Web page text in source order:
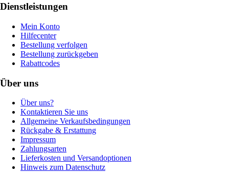
Dienstleistungen
Mein Konto
Hilfecenter
Bestellung verfolgen
Bestellung zurückgeben
Rabattcodes
Über uns
Über uns?
Kontaktieren Sie uns
Allgemeine Verkaufsbedingungen
Rückgabe & Erstattung
Impressum
Zahlungsarten
Lieferkosten und Versandoptionen
Hinweis zum Datenschutz